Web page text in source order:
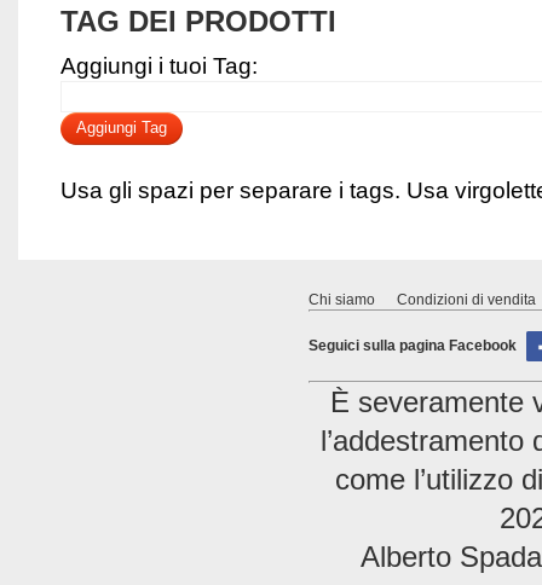
TAG DEI PRODOTTI
Aggiungi i tuoi Tag:
Aggiungi Tag
Usa gli spazi per separare i tags. Usa
Chi siamo Condizioni di vendita
Seguici sulla pagina Facebook
È severamente
come l’utilizzo
Alberto